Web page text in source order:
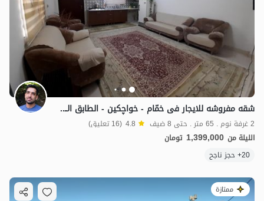
شقه مفروشه للایجار فی خمّام - خواچکین - الطابق الارضی
2 غرفة نوم . 65 متر . حتى 8 ضيف 4.8 (16 تعليق)
الليلة من 1,399,000 تومان
20+ حجز ناجح
ممتازة